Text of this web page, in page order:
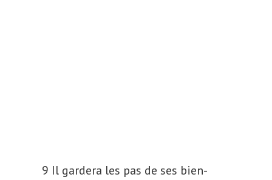
9 Il gardera les pas de ses bien-